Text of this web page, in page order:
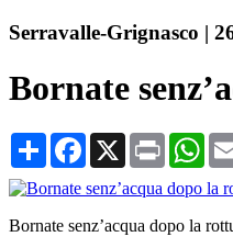
Serravalle-Grignasco |
Bornate
CondividiFacebook
X Print
Bornate senz’acqua dopo la